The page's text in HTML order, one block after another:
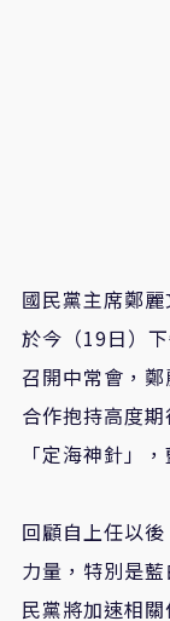
國民黨主席鄭
於今（19日）
召開中常會，
合作抱持高度
「定海神針」
回顧自上任以
力量，特別是
民黨將加速相